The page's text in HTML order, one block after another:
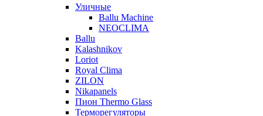
Уличные
Ballu Machine
NEOCLIMA
Ballu
Kalashnikov
Loriot
Royal Clima
ZILON
Nikapanels
Пион Thermo Glass
Терморегуляторы